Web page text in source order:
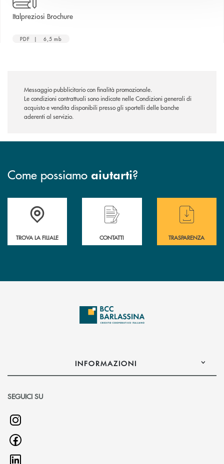
Italpreziosi Brochureapre una nuova finestra
PDF | 6,5 mb
Messaggio pubblicitario con finalità promozionale.
Le condizioni contrattuali sono indicate nelle Condizioni generali di
acquisto e vendita disponibili presso gli sportelli delle banche
aderenti al servizio.
Come possiamo aiutarti?
Accedi all' elenco completo delle filiali di BCC Barlassina.
TROVA LA FILIALE
Hai bisogno di assistenza immediata ?
CONTATTI
Hai bisogno di
TRASPARENZA
INFORMAZIONI
SEGUICI SU